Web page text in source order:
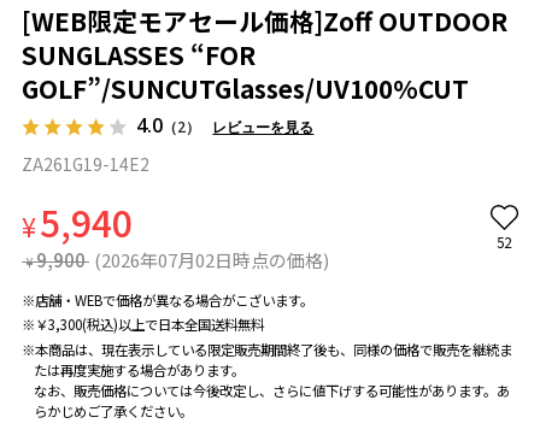
[WEB限定モアセール価格]Zoff OUTDOOR
SUNGLASSES “FOR
GOLF”/SUNCUTGlasses/UV100%CUT
4.0 （2） レビューを見る
ZA261G19-14E2
¥5,940
¥ 9,900 (2026年07月02日時点の価格)
52
※店舗・WEBで価格が異なる場合がこざいます。
※￥3,300(税込)以上で日本全国送料無料
※本商品は、現在表示している限定販売期間終了後も、同様の価格で販売を継続ま
たは再度実施する場合があります。
なお、販売価格については今後改定し、さらに値下げする可能性があります。あ
らかじめご了承ください。